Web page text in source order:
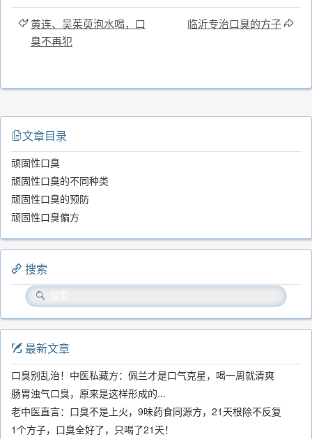
黄连、吴茱萸泡水喝，口
臭不再犯
临沂专治口臭的方子
文章目录
顽固性口臭
顽固性口臭的不同种类
顽固性口臭的预防
顽固性口臭偏方
搜索
最新文章
口臭别乱治！中医私藏方：佩兰才是口气克星，喝一周就清爽
肠胃浊气口臭，原来是这样形成的...
老中医直言：口臭不是上火，9味药食同源方，21天根除不反复
1个方子，口臭全好了，只喝了21天！